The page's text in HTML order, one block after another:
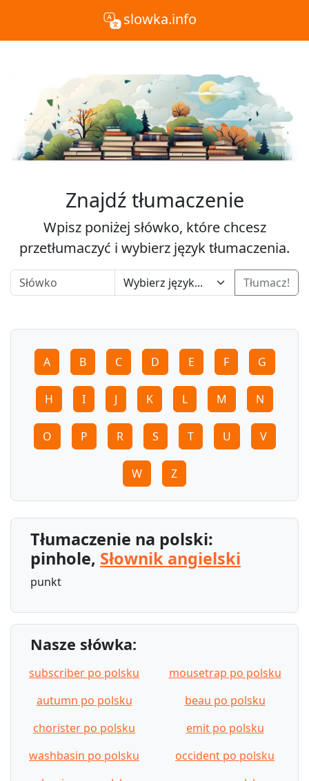
slowka.info
Znajdź tłumaczenie
Wpisz poniżej słówko, które chcesz
przetłumaczyć i wybierz język tłumaczenia.
Tłumacz!
A B C D E F G
H I J K L M N
O P R S T U V
W Z
Tłumaczenie na polski:
pinhole, Słownik angielski
punkt
Nasze słówka:
subscriber po polsku
mousetrap po polsku
autumn po polsku
beau po polsku
chorister po polsku
emit po polsku
washbasin po polsku
occident po polsku